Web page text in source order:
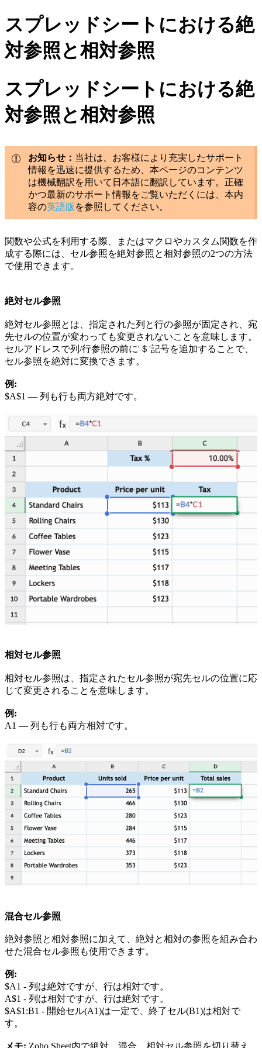
スプレッドシートにおける絶
対参照と相対参照
スプレッドシートにおける絶
対参照と相対参照
お知らせ： 当社は、お客様により充実したサポート
情報を迅速に提供するため、本ページのコンテンツ
は機械翻訳を用いて日本語に翻訳しています。正確
かつ最新のサポート情報をご覧いただくには、本内
容の英語版 を参照してください。
関数や公式を利用する際、またはマクロやカスタム関数を作
成する際には、セル参照を絶対参照と相対参照の2つの方法
で使用できます。
絶対セル参照
絶対セル参照とは、指定された列と行の参照が固定され、宛
先セルの位置が変わっても変更されないことを意味します。
セルアドレスで列/行参照の前に'＄'記号を追加することで、
セル参照を絶対に変換できます。
例:
$A$1 — 列も行も両方絶対です。
相対セル参照
相対セル参照は、指定されたセル参照が宛先セルの位置に応
じて変更されることを意味します。
例:
A1 — 列も行も両方相対です。
混合セル参照
絶対参照と相対参照に加えて、絶対と相対の参照を組み合わ
せた混合セル参照も使用できます。
例:
$A1 - 列は絶対ですが、行は相対です。
A$1 - 列は相対ですが、行は絶対です。
$A$1:B1 - 開始セル(A1)は一定で、終了セル(B1)は相対で
す。